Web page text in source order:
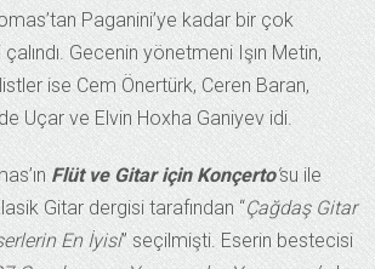
Paganini’ye kadar bir çok
çalındı. Gecenin yönetmeni Işın Metin,
ise Cem Önertürk, Ceren Baran,
Uçar ve Elvin Hoxha Ganiyev idi.
Flüt ve Gitar için Konçerto‘su ile
Gitar dergisi tarafından “Çağdaş Gitar
En İyisi” seçilmişti. Eserin bestecisi